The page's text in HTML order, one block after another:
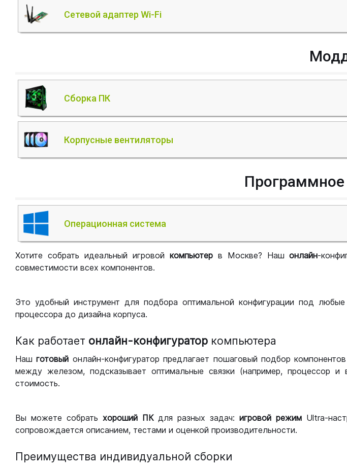
Сетевой адаптер Wi-Fi
Сборка ПК
Корпусные вентиляторы
Программное
Операционная система
Хотите собрать идеальный игровой компьютер в Москве? Нашонлайн-
совместимости всех компонентов.
Это удобный инструмент для подбора оптимальной конфигурации под
процессора до дизайна корпуса.
Как работает онлайн-конфигуратор компьютера
Нашготовый онлайн-конфигуратор предлагает пошаговый подбор
между железом, подсказывает оптимальные связки (например, процессор
стоимость.
Вы можете собрать хороший ПКдля разных задач:игровой режим Ultra-
сопровождается описанием, тестами и оценкой производительности.
Преимущества индивидуальной сборки